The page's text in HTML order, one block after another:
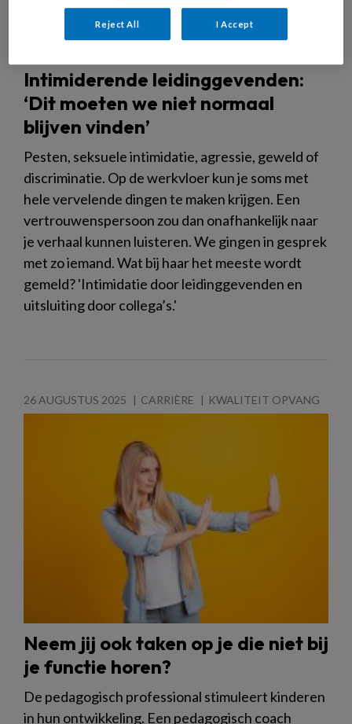
Intimiderende leidinggevenden:
‘Dit moeten we niet normaal
blijven vinden’
Pesten, seksuele intimidatie, agressie, geweld of
discriminatie. Op de werkvloer kun je soms met
hele vervelende dingen te maken krijgen. Een
vertrouwenspersoon zou dan onafhankelijk naar
je verhaal kunnen luisteren. We gingen in gesprek
met zo iemand. Wat bij haar het meeste wordt
gemeld? 'Intimidatie door leidinggevenden en
uitsluiting door collega’s.'
26 AUGUSTUS 2025 CARRIÈRE KWALITEIT OPVANG
Neem jij ook taken op je die niet bij
je functie horen?
De pedagogisch professional stimuleert kinderen
in hun ontwikkeling. Een pedagogisch coach
Reject All I Accept